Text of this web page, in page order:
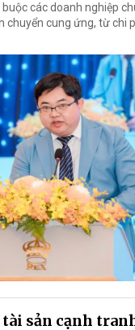
các doanh nghiệp
chuyển cung ứng, từ chi
sản cạnh